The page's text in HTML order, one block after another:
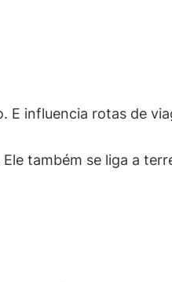
E influencia rotas de
também se liga a